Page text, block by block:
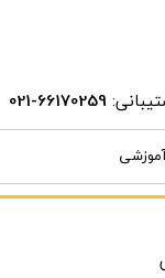
66170259
-021